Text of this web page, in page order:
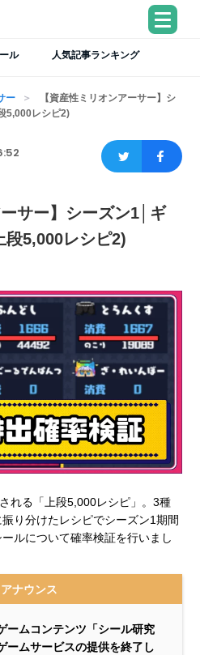
ル 人気記事ランキング
ー
【資産性ミリオンアーサー】シ
5,000レシピ2)
ーサー】シーズン1│ギ
段5,000レシピ2)
れる「上段5,000レシピ」。3種
り分けたレシピでシーズン1期間
ルについて確率検証を行いまし
ナウンス
ームコンテンツ「シール研究
ームサービスの提供を終了し